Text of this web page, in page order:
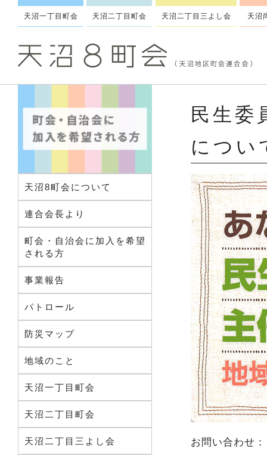
天沼一丁目町会 天沼二丁目町会 天沼二丁目三よし会 天沼
民生委
につい
お問い合わせ：
天沼8町会について
連合会長より
町会・自治会に加入を希望
される方
事業報告
パトロール
防災マップ
地域のこと
天沼一丁目町会
天沼二丁目町会
天沼二丁目三よし会